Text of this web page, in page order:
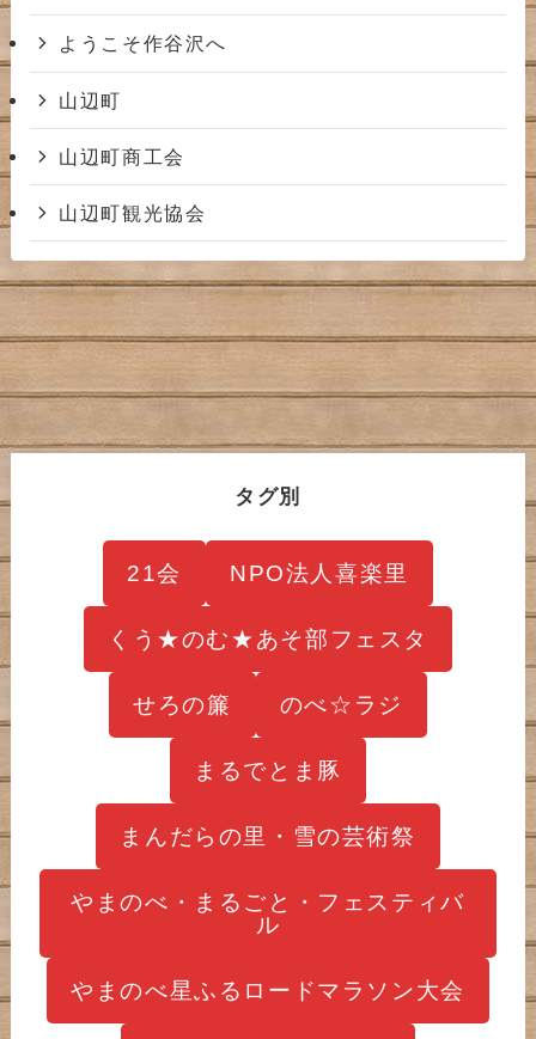
ようこそ作谷沢へ
山辺町
山辺町商工会
山辺町観光協会
タグ別
21会 NPO法人喜楽里
くう★のむ★あそ部フェスタ
せろの簾 のべ☆ラジ
まるでとま豚
まんだらの里・雪の芸術祭
やまのべ・まるごと・フェスティバ
ル
やまのべ星ふるロードマラソン大会